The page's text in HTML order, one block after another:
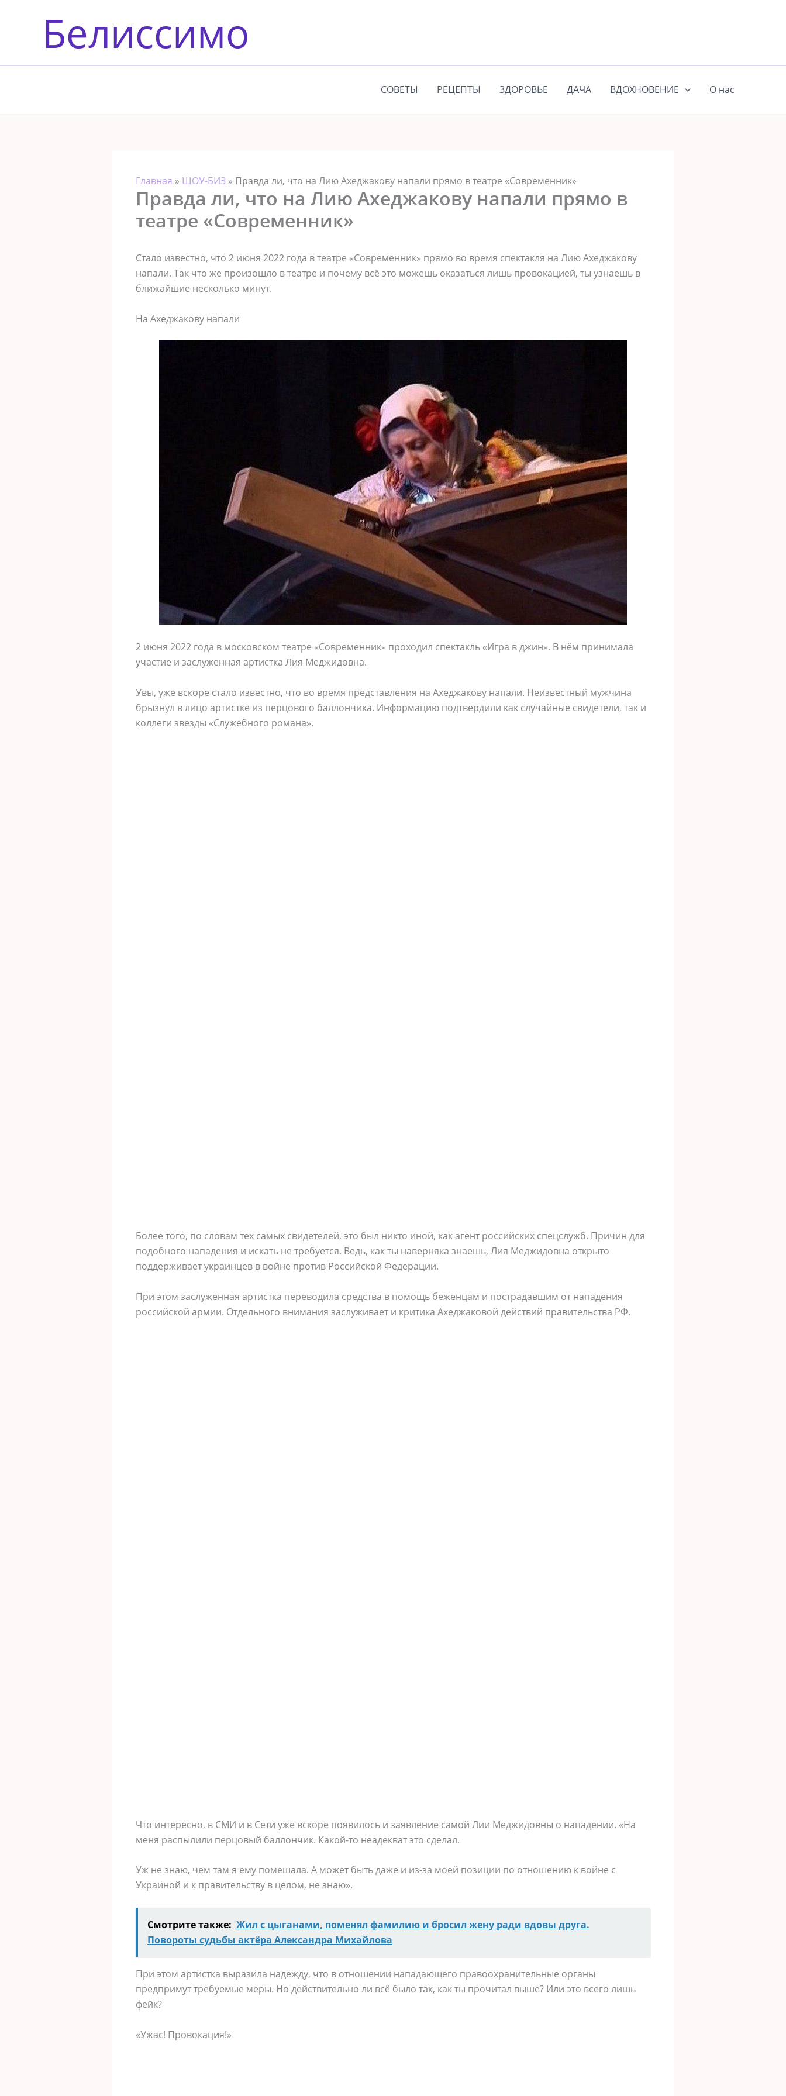
содержимомуБелиссимо
СОВЕТЫ РЕЦЕПТЫ ЗДОРОВЬЕ ДАЧА ВДОХНОВЕНИЕ О нас
Главная » ШОУ-БИЗ » Правда ли, что на Лию Ахеджакову напали прямо в театре «Современник»
Правда ли, что на Лию Ахеджакову напали прямо в
театре «Современник»
Стало известно, что 2 июня 2022 года в театре «Современник» прямо во время спектакля на Лию Ахеджакову
напали. Так что же произошло в театре и почему всё это можешь оказаться лишь провокацией, ты узнаешь в
ближайшие несколько минут.
На Ахеджакову напали
2 июня 2022 года в московском театре «Современник» проходил спектакль «Игра в джин». В нём принимала
участие и заслуженная артистка Лия Меджидовна.
Увы, уже вскоре стало известно, что во время представления на Ахеджакову напали. Неизвестный мужчина
брызнул в лицо артистке из перцового баллончика. Информацию подтвердили как случайные свидетели, так и
коллеги звезды «Служебного романа».
Более того, по словам тех самых свидетелей, это был никто иной, как агент российских спецслужб. Причин для
подобного нападения и искать не требуется. Ведь, как ты наверняка знаешь, Лия Меджидовна открыто
поддерживает украинцев в войне против Российской Федерации.
При этом заслуженная артистка переводила средства в помощь беженцам и пострадавшим от нападения
российской армии. Отдельного внимания заслуживает и критика Ахеджаковой действий правительства РФ.
Что интересно, в СМИ и в Сети уже вскоре появилось и заявление самой Лии Меджидовны о нападении. «На
меня распылили перцовый баллончик. Какой-то неадекват это сделал.
Уж не знаю, чем там я ему помешала. А может быть даже и из-за моей позиции по отношению к войне с
Украиной и к правительству в целом, не знаю».
Смотрите также: Жил с цыганами, поменял фамилию и бросил жену ради вдовы друга.
Повороты судьбы актёра Александра Михайлова
При этом артистка выразила надежду, что в отношении нападающего правоохранительные органы
предпримут требуемые меры. Но действительно ли всё было так, как ты прочитал выше? Или это всего лишь
фейк?
«Ужас! Провокация!»